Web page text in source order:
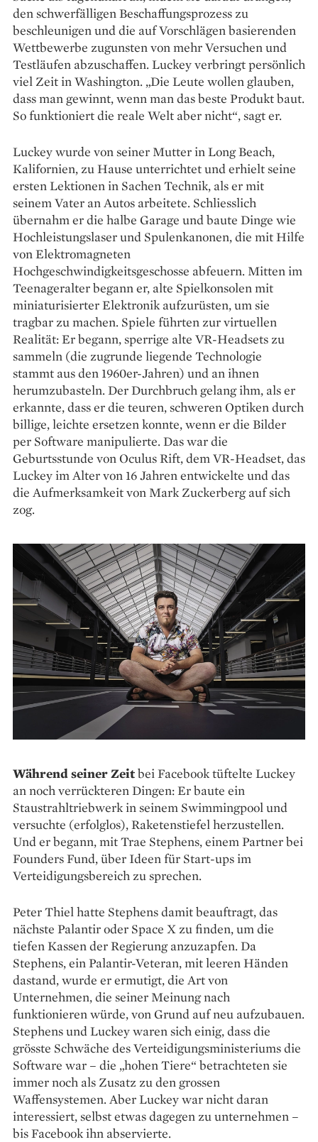
den schwerfälligen Beschaffungsprozess zu
beschleunigen und die auf Vorschlägen basierenden
Wettbewerbe zugunsten von mehr Versuchen und
Testläufen abzuschaffen. Luckey verbringt persönlich
viel Zeit in Washington. „Die Leute wollen glauben,
dass man gewinnt, wenn man das beste Produkt baut.
So funktioniert die reale Welt aber nicht“, sagt er.
Luckey wurde von seiner Mutter in Long Beach,
Kalifornien, zu Hause unterrichtet und erhielt seine
ersten Lektionen in Sachen Technik, als er mit
seinem Vater an Autos arbeitete. Schliesslich
übernahm er die halbe Garage und baute Dinge wie
Hochleistungslaser und Spulenkanonen, die mit Hilfe
von Elektromagneten
Hochgeschwindigkeitsgeschosse abfeuern. Mitten im
Teenageralter begann er, alte Spielkonsolen mit
miniaturisierter Elektronik aufzurüsten, um sie
tragbar zu machen. Spiele führten zur virtuellen
Realität: Er begann, sperrige alte VR-Headsets zu
sammeln (die zugrunde liegende Technologie
stammt aus den 1960er-Jahren) und an ihnen
herumzubasteln. Der Durchbruch gelang ihm, als er
erkannte, dass er die teuren, schweren Optiken durch
billige, leichte ersetzen konnte, wenn er die Bilder
per Software manipulierte. Das war die
Geburtsstunde von Oculus Rift, dem VR-Headset, das
Luckey im Alter von 16 Jahren entwickelte und das
die Aufmerksamkeit von Mark Zuckerberg auf sich
zog.
Während seiner Zeitbei Facebook tüftelte Luckey
an noch verrückteren Dingen: Er baute ein
Staustrahltriebwerk in seinem Swimmingpool und
versuchte (erfolglos), Raketenstiefel herzustellen.
Und er begann, mit Trae Stephens, einem Partner bei
Founders Fund, über Ideen für Start-ups im
Verteidigungsbereich zu sprechen.
Peter Thiel hatte Stephens damit beauftragt, das
nächste Palantir oder Space X zu finden, um die
tiefen Kassen der Regierung anzuzapfen. Da
Stephens, ein Palantir-Veteran, mit leeren Händen
dastand, wurde er ermutigt, die Art von
Unternehmen, die seiner Meinung nach
funktionieren würde, von Grund auf neu aufzubauen.
Stephens und Luckey waren sich einig, dass die
grösste Schwäche des Verteidigungsministeriums die
Software war – die „hohen Tiere“ betrachteten sie
immer noch als Zusatz zu den grossen
Waffensystemen. Aber Luckey war nicht daran
interessiert, selbst etwas dagegen zu unternehmen –
bis Facebook ihn abservierte.